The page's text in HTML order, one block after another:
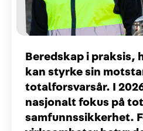
Beredskap i praksis,
kan styrke sin
totalforsvarsår. I
nasjonalt fokus på
samfunnssikkerhet.